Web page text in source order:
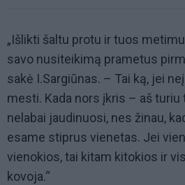
„Išlikti šaltu protu ir tuos
savo nusiteikimą prametus
sakė I.Sargiūnas. – Tai ką, jei
mesti. Kada nors įkris – aš
nelabai jaudinuosi, nes žinau,
esame stiprus vienetas. Jei
vienokios, tai kitam kitokios ir
kovoja.“